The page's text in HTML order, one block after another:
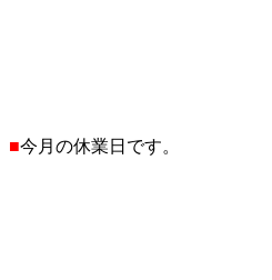
■今月の休業日です。